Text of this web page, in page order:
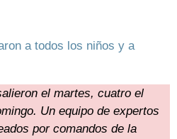
a todos los niños y a
el martes, cuatro el
Un equipo de expertos
por comandos de la